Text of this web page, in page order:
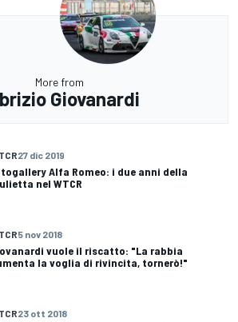
More from
Giovanardi
27 dic 2019
Alfa Romeo: i due anni della
nel WTCR
5 nov 2018
vuole il riscatto: "La rabbia
la voglia di rivincita, tornerò!"
23 ott 2018